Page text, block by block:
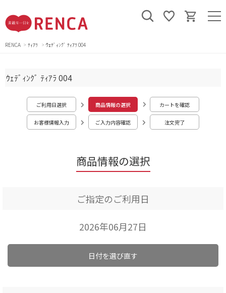
RENCA ﾃｨｱﾗ ｳｪﾃﾞｨﾝｸﾞ ﾃｨｱﾗ 004
商品情報の選択
ｳｪﾃﾞｨﾝｸﾞ ﾃｨｱﾗ 004
ご利用日選択 商品情報の選択 カートを確認
お客様情報入力 ご入力内容確認 注文完了
ご指定のご利用日
2026年06月27日
日付を選び直す